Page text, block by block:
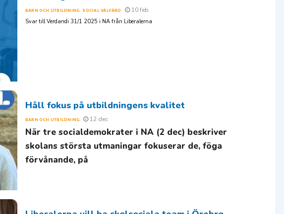
BARN OCH UTBILDNING SOCIAL VÄLFÄRD 10 feb
Svar till Verdandi 31/1 2025 i NA från Liberalerna
Håll fokus på utbildningens kvalitet
BARN OCH UTBILDNING 12 dec
När tre socialdemokrater i NA (2 dec) beskriver
skolans största utmaningar fokuserar de, föga
förvånande, på